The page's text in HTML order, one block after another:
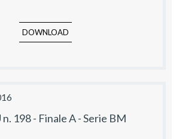
DOWNLOAD
n. 198 - Finale A - Serie BM